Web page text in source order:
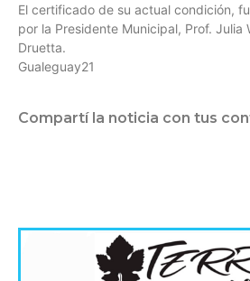
El certificado de su actual condición,
por la Presidente Municipal, Prof.
Druetta.
Gualeguay21
Compartí la noticia con tus